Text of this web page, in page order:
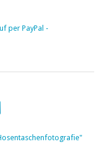
per PayPal -